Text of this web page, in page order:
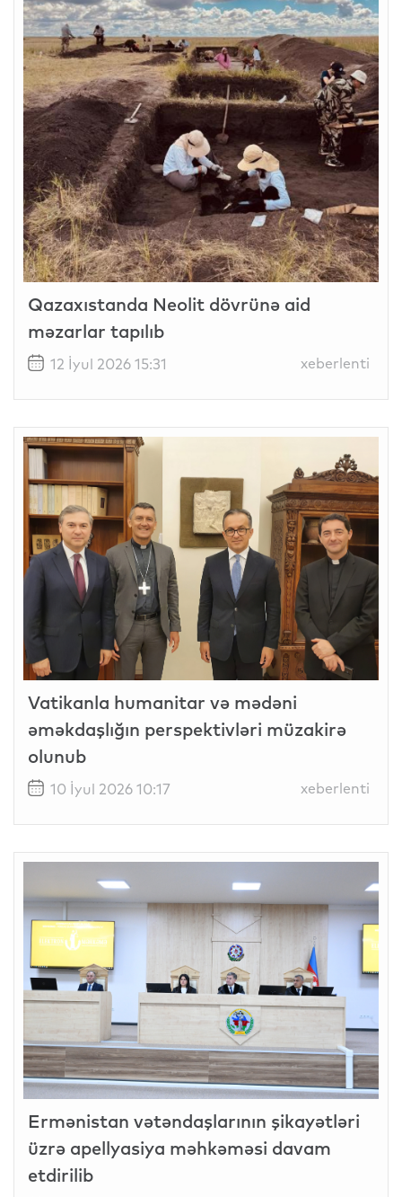
Qazaxıstanda Neolit dövrünə aid
məzarlar tapılıb
12 İyul 2026 15:31 xeberlenti
Vatikanla humanitar və mədəni
əməkdaşlığın perspektivləri müzakirə
olunub
10 İyul 2026 10:17 xeberlenti
Ermənistan vətəndaşlarının şikayətləri
üzrə apellyasiya məhkəməsi davam
etdirilib